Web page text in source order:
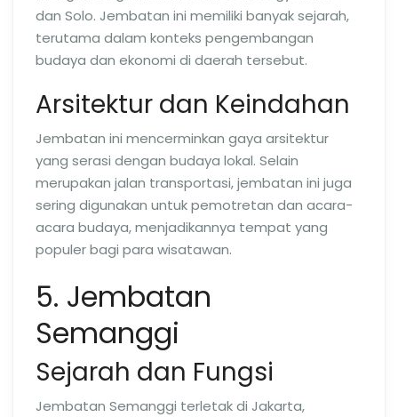
dan Solo. Jembatan ini memiliki banyak sejarah,
terutama dalam konteks pengembangan
budaya dan ekonomi di daerah tersebut.
Arsitektur dan Keindahan
Jembatan ini mencerminkan gaya arsitektur
yang serasi dengan budaya lokal. Selain
merupakan jalan transportasi, jembatan ini juga
sering digunakan untuk pemotretan dan acara-
acara budaya, menjadikannya tempat yang
populer bagi para wisatawan.
5. Jembatan
Semanggi
Sejarah dan Fungsi
Jembatan Semanggi terletak di Jakarta,